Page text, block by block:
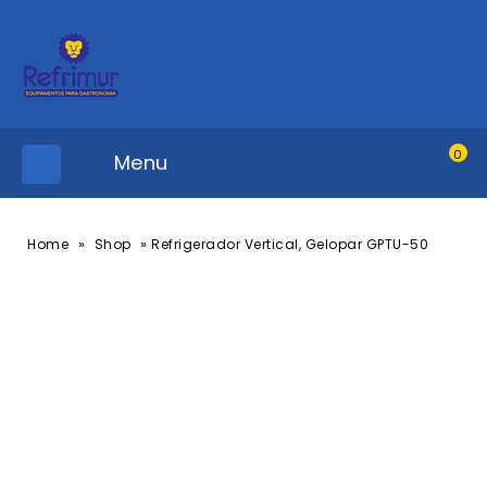
Menu 0
Home » Shop » Refrigerador Vertical, Gelopar GPTU-50